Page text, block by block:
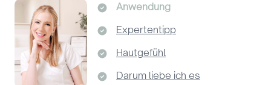
Anwendung
Expertentipp
Hautgefühl
Darum liebe ich es